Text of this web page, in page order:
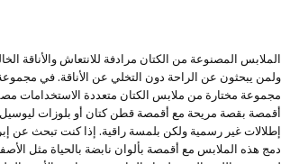
الملابس المصنوعة من الكتان مرادفة للانتعاش والأناقة
مجموعة مختارة من ملابس الكتان متعددة الاستخدامات
أقمصة بقصة مريحة مع أقمصة قطن كتان أو بلوزات ليوسيل
إطلالات غير رسمية ولكن بلمسة راقية. إذا كنت تبحث عن
دمج هذه الملابس مع أقمصة بألوان نابضة بالحياة مثل